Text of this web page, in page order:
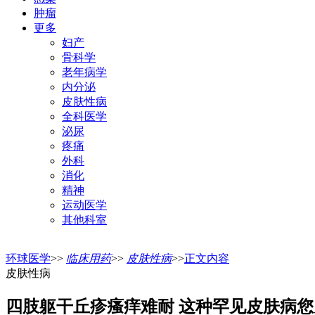
肿瘤
更多
妇产
骨科学
老年病学
内分泌
皮肤性病
全科医学
泌尿
疼痛
外科
消化
精神
运动医学
其他科室
环球医学>> 临床用药>> 皮肤性病>>正文内容
皮肤性病
四肢躯干丘疹瘙痒难耐 这种罕见皮肤病